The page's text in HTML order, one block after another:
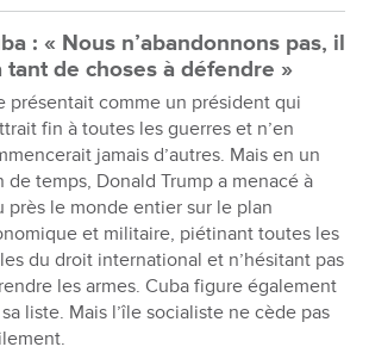
: « Nous n’abandonnons pas, il
tant de choses à défendre »
présentait comme un président qui
fin à toutes les guerres et n’en
jamais d’autres. Mais en un
de temps, Donald Trump a menacé à
près le monde entier sur le plan
et militaire, piétinant toutes les
du droit international et n’hésitant pas
les armes. Cuba figure également
liste. Mais l’île socialiste ne cède pas